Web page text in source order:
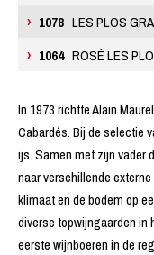
1078 LES PLOS
1064 ROSÉ LES
In 1973 richtte Alain
Cabardés. Bij de selectie
ijs. Samen met zijn vader
naar verschillende
klimaat en de bodem op
diverse topwijngaarden in
eerste wijnboeren in de